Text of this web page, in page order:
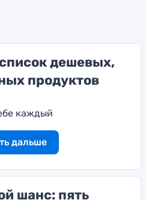
дешевых,
продуктов
каждый
дальше
шанс: пять